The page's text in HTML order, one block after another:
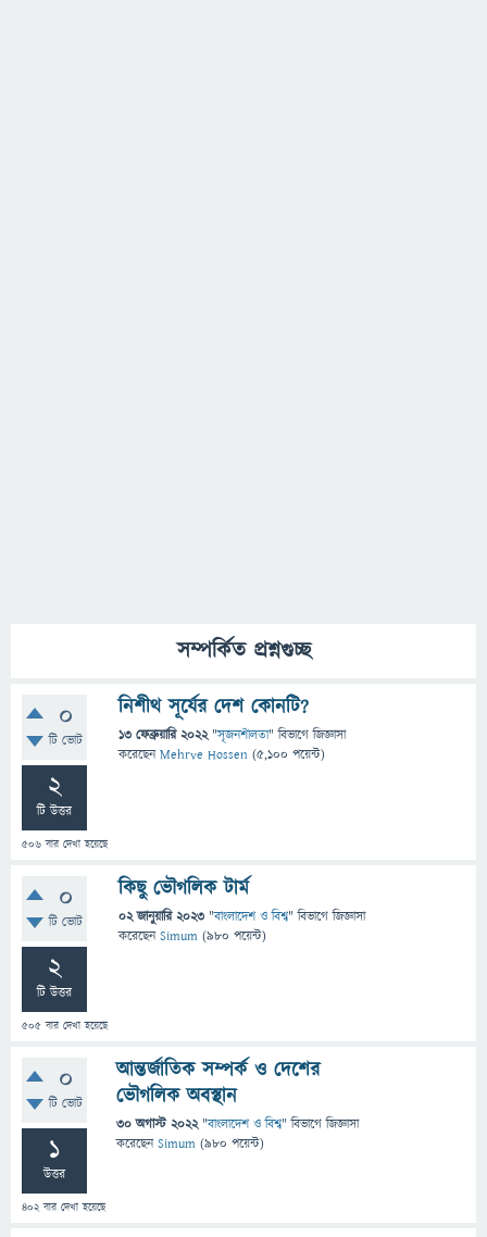
সম্পর্কিত প্রশ্নগুচ্ছ
0
টি ভোট
2
টি উত্তর
506 বার দেখা হয়েছে
নিশীথ সূর্যের দেশ কোনটি?
13 ফেব্রুয়ারি 2022 "সৃজনশীলতা" বিভাগে জিজ্ঞাসা
করেছেনMehrve Hossen (5,100 পয়েন্ট)
0
টি ভোট
2
টি উত্তর
505 বার দেখা হয়েছে
কিছু ভৌগলিক টার্ম
02 জানুয়ারি 2023 "বাংলাদেশ ও বিশ্ব" বিভাগে জিজ্ঞাসা
করেছেনSimum (980 পয়েন্ট)
0
টি ভোট
1
উত্তর
402বার দেখা হয়েছে
আন্তর্জাতিক সম্পর্ক ও দেশের
ভৌগলিক অবস্থান
30 অগাস্ট 2022 "বাংলাদেশ ও বিশ্ব" বিভাগে জিজ্ঞাসা
করেছেনSimum (980 পয়েন্ট)